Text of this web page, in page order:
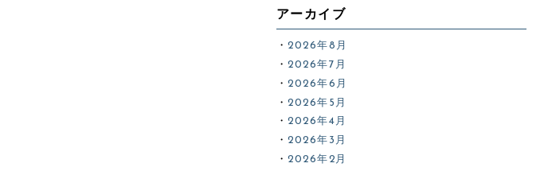
アーカイブ
2026年8月
2026年7月
2026年6月
2026年5月
2026年4月
2026年3月
2026年2月